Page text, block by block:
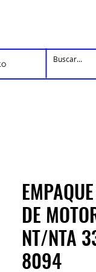
DE
NT/NTA
8094